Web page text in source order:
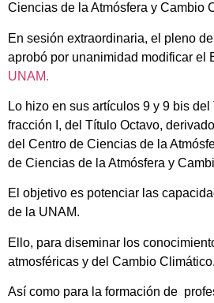
Ciencias de la Atmósfera y Cambio
En sesión extraordinaria, el pleno
aprobó por unanimidad modificar el
UNAM.
Lo hizo en sus artículos 9 y 9 bis
fracción I, del Título Octavo,
del Centro de Ciencias de la
de Ciencias de la Atmósfera y
El objetivo es potenciar las
de la UNAM.
Ello, para diseminar los
atmosféricas y del Cambio Climático.
Así como para la formación de